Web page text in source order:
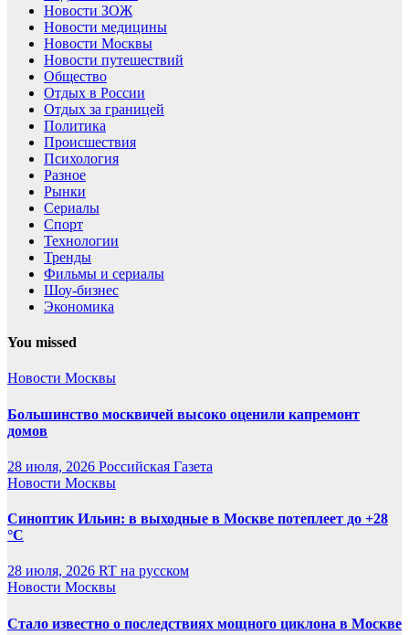
Новости ЗОЖ
Новости медицины
Новости Москвы
Новости путешествий
Общество
Отдых в России
Отдых за границей
Политика
Происшествия
Психология
Разное
Рынки
Сериалы
Спорт
Технологии
Тренды
Фильмы и сериалы
Шоу-бизнес
Экономика
You missed
Новости Москвы
Большинство москвичей высоко оценили капремонт
домов
28 июля, 2026 Российская Газета
Новости Москвы
Синоптик Ильин: в выходные в Москве потеплеет до +28
°C
28 июля, 2026 RT на русском
Новости Москвы
Стало известно о последствиях мощного циклона в Москве